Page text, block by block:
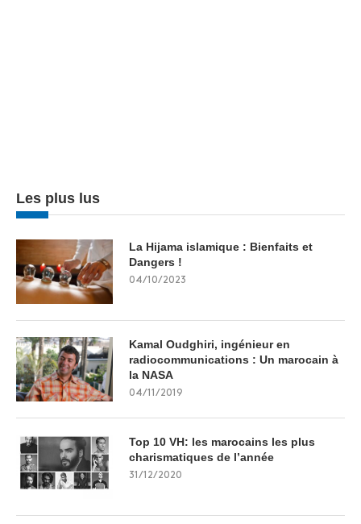
Les plus lus
La Hijama islamique : Bienfaits et
Dangers !
04/10/2023
Kamal Oudghiri, ingénieur en
radiocommunications : Un marocain à
la NASA
04/11/2019
Top 10 VH: les marocains les plus
charismatiques de l’année
31/12/2020